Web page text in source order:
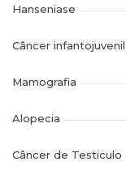
Hanseniase
Câncer infantojuvenil
Mamografia
Alopecia
Câncer de Testiculo